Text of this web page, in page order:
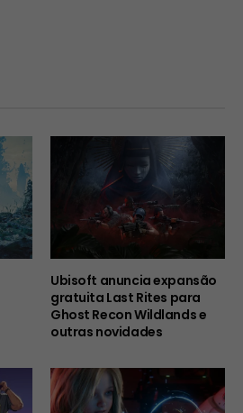
Ubisoft anuncia expansão
gratuita Last Rites para
Ghost Recon Wildlands e
outras novidades